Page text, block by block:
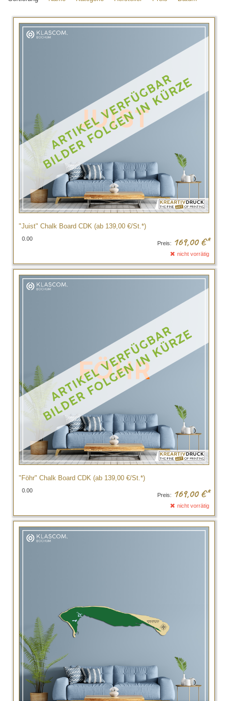
"Juist" Chalk Board CDK (ab 139,00 €/St.*)
0.00
Preis: 169,00 €*
nicht vorrätig
"Föhr" Chalk Board CDK (ab 139,00 €/St.*)
0.00
Preis: 169,00 €*
nicht vorrätig